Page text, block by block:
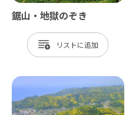
鋸山・地獄のぞき
リスト